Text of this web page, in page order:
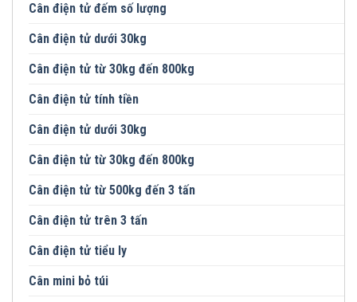
Cân điện tử đếm số lượng
Cân điện tử dưới 30kg
Cân điện tử từ 30kg đến 800kg
Cân điện tử tính tiền
Cân điện tử dưới 30kg
Cân điện tử từ 30kg đến 800kg
Cân điện tử từ 500kg đến 3 tấn
Cân điện tử trên 3 tấn
Cân điện tử tiểu ly
Cân mini bỏ túi